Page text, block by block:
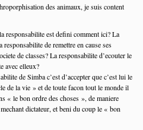
des animaux, je suis content
responsabilite est defini comment ici? La
de remettre en cause ses
de classes? La responsabilite d’ecouter le
avec elleux?
de Simba c’est d’accepter que c’est lui le
de la vie » et de toute facon tout le monde il
« le bon ordre des choses », de maniere
dictateur, et beni du coup le « bon